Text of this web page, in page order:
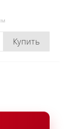
Купить